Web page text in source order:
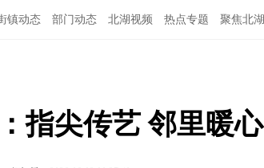
镇动态 部门动态 北湖视频 热点专题 聚焦北湖
指尖传艺 邻里暖心